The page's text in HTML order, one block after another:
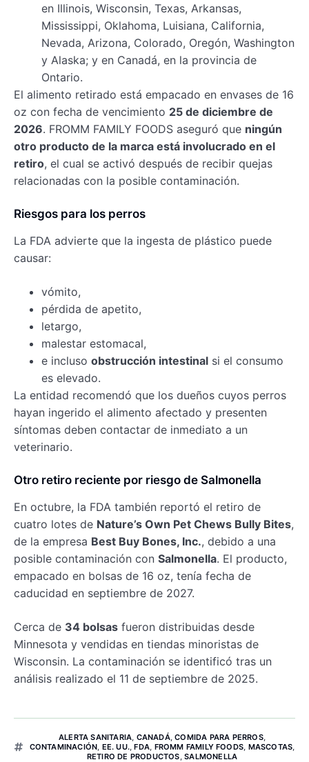
en Illinois, Wisconsin, Texas, Arkansas,
Mississippi, Oklahoma, Luisiana, California,
Nevada, Arizona, Colorado, Oregón, Washington
y Alaska; y en Canadá, en la provincia de
Ontario.
El alimento retirado está empacado en envases de 16
oz con fecha de vencimiento 25 de diciembre de
2026. FROMM FAMILY FOODS aseguró que ningún
otro producto de la marca está involucrado en el
retiro, el cual se activó después de recibir quejas
relacionadas con la posible contaminación.
Riesgos para los perros
La FDA advierte que la ingesta de plástico puede
causar:
vómito,
pérdida de apetito,
letargo,
malestar estomacal,
e incluso obstrucción intestinal si el consumo
es elevado.
La entidad recomendó que los dueños cuyos perros
hayan ingerido el alimento afectado y presenten
síntomas deben contactar de inmediato a un
veterinario.
Otro retiro reciente por riesgo de Salmonella
En octubre, la FDA también reportó el retiro de
cuatro lotes de Nature’s Own Pet Chews Bully Bites,
de la empresa Best Buy Bones, Inc., debido a una
posible contaminación con Salmonella. El producto,
empacado en bolsas de 16 oz, tenía fecha de
caducidad en septiembre de 2027.
Cerca de 34 bolsas fueron distribuidas desde
Minnesota y vendidas en tiendas minoristas de
Wisconsin. La contaminación se identificó tras un
análisis realizado el 11 de septiembre de 2025.
ALERTA SANITARIA, CANADÁ,COMIDA PARA PERROS,
CONTAMINACIÓN, EE. UU.,FDA, FROMM FAMILY FOODS, MASCOTAS,
RETIRO DE PRODUCTOS,SALMONELLA